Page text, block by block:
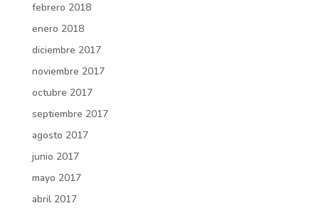
febrero 2018
enero 2018
diciembre 2017
noviembre 2017
octubre 2017
septiembre 2017
agosto 2017
junio 2017
mayo 2017
abril 2017